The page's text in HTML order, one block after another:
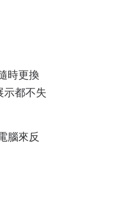
時更換
示都不失
腦來反